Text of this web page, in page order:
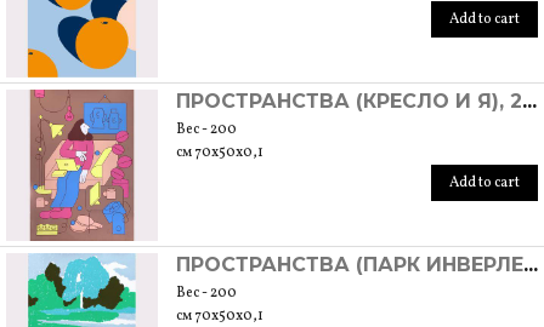
Add to cart
ПРОСТРАНСТВА (КРЕСЛО И Я), 2020
Вес - 200
см 70x50x0,1
Add to cart
ПРОСТРАНСТВА (ПАРК ИНВЕРЛЕЙТ), 2020
Вес - 200
см 70x50x0,1